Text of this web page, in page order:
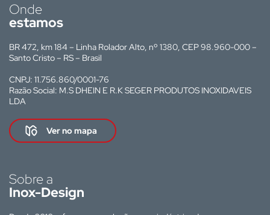
Onde
estamos
BR 472, km 184 – Linha Rolador Alto, nº 1380, CEP 98.960-000 –
Santo Cristo – RS – Brasil
CNPJ: 11.756.860/0001-76
Razão Social: M.S DHEIN E R.K SEGER PRODUTOS INOXIDAVEIS
LDA
Ver no mapa
Sobre a
Inox-Design